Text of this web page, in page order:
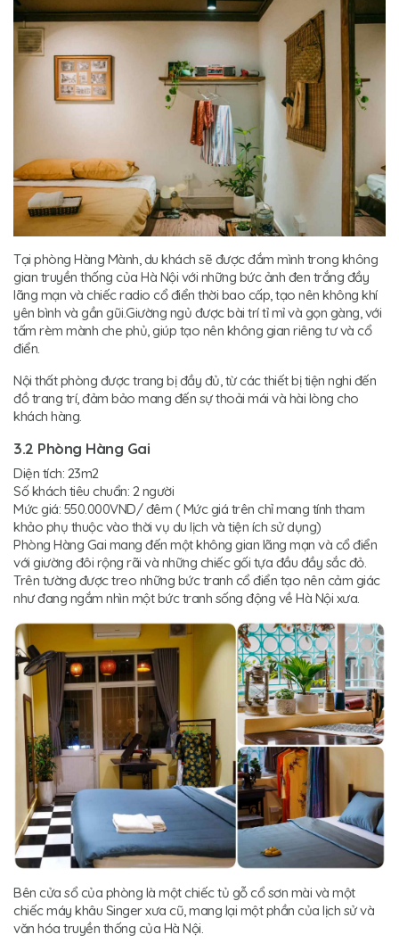
Tại phòng Hàng Mành, du khách sẽ được đắm mình trong không
gian truyền thống của Hà Nội với những bức ảnh đen trắng đầy
lãng mạn và chiếc radio cổ điển thời bao cấp, tạo nên không khí
yên bình và gần gũi.Giường ngủ được bài trí tỉ mỉ và gọn gàng, với
tấm rèm mành che phủ, giúp tạo nên không gian riêng tư và cổ
điển.
Nội thất phòng được trang bị đầy đủ, từ các thiết bị tiện nghi đến
đồ trang trí, đảm bảo mang đến sự thoải mái và hài lòng cho
khách hàng.
3.2 Phòng Hàng Gai
Diện tích: 23m2
Số khách tiêu chuẩn: 2 người
Mức giá: 550.000VND/ đêm ( Mức giá trên chỉ mang tính tham
khảo phụ thuộc vào thời vụ du lịch và tiện ích sử dụng)
Phòng Hàng Gai mang đến một không gian lãng mạn và cổ điển
với giường đôi rộng rãi và những chiếc gối tựa đầu đầy sắc đỏ.
Trên tường được treo những bức tranh cổ điển tạo nên cảm giác
như đang ngắm nhìn một bức tranh sống động về Hà Nội xưa.
Bên cửa sổ của phòng là một chiếc tủ gỗ cổ sơn mài và một
chiếc máy khâu Singer xưa cũ, mang lại một phần của lịch sử và
văn hóa truyền thống của Hà Nội.